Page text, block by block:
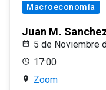
Macroeconomía
Juan M.
5 de Noviembre
17:00
Zoom